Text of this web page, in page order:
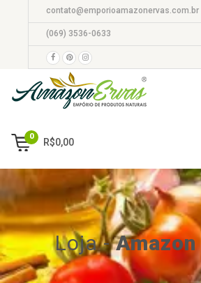
contato@emporioamazonervas.com.br
(069) 3536-0633
0
R$0,00
Loja -Amazon